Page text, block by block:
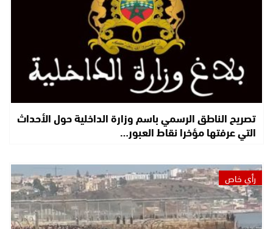
تصريح الناطق الرسمي باسم وزارة الداخلية حول الأحداث
التي عرفتها مؤخرا نقاط العبور…
رأي خاص